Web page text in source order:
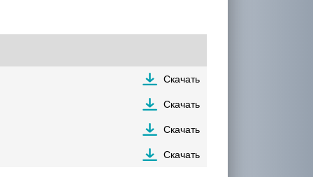
Скачать
Скачать
Скачать
Скачать